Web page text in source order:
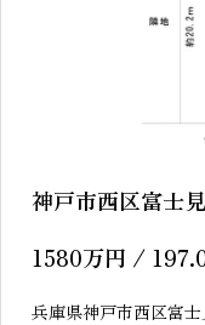
神戸市西区富士
1580万円 /
兵庫県神戸市西区富